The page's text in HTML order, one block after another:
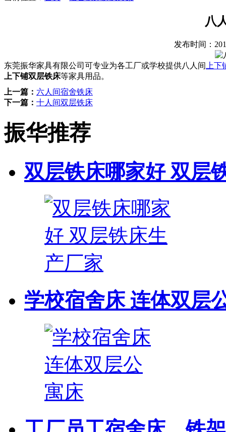
八
发布时间：
东莞振华家具有限公司可专业为各工厂或学校提供八人间 上下
上下铺双层铁床等家具用品。
上一篇： 六人间宿舍铁床
下一篇： 十人间双层铁床
振华推荐
双层铁床哪家好 双层
学校宿舍床 连体双层